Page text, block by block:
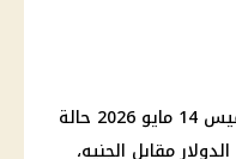
شهدت الأسواق المصرية اليوم الخميس 14 مايو 2026 حالة
الدولار مقابل الجنيه،